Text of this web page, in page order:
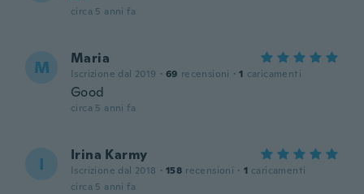
circa 5 anni fa
M Maria
Iscrizione dal 2019 · 69 recensioni · 1 caricamenti
Good
circa 5 anni fa
I Irina Karmy
Iscrizione dal 2018 · 158 recensioni · 1 caricamenti
circa 5 anni fa